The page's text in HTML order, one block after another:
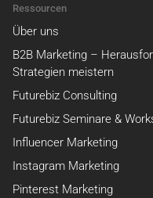
Ressourcen
Über uns
B2B Marketing –
Strategien meistern
Futurebiz Consulting
Futurebiz Seminare &
Influencer Marketing
Instagram Marketing
Pinterest Marketing